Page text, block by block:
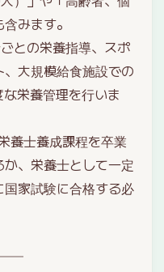
みます。
との栄養指導、スポ
大規模給食施設での
栄養管理を行いま
養士養成課程を卒業
、栄養士として一定
家試験に合格する必